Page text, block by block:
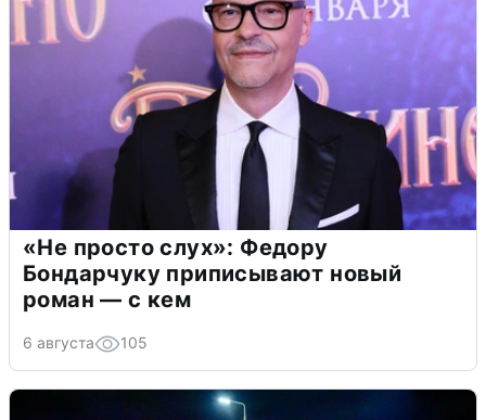
«Не просто слух»: Федору
Бондарчуку приписывают новый
роман — с кем
6 августа 105